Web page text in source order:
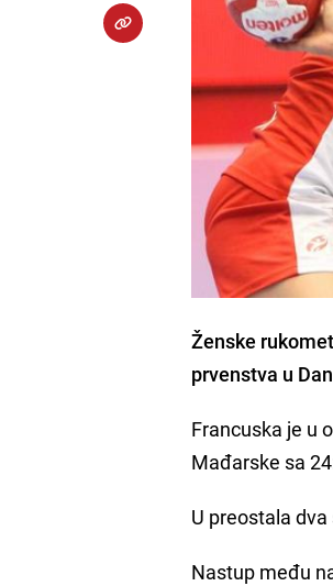
Ženske
prvenstva u
Francuska je u
Mađarske sa
U preostala
Nastup među